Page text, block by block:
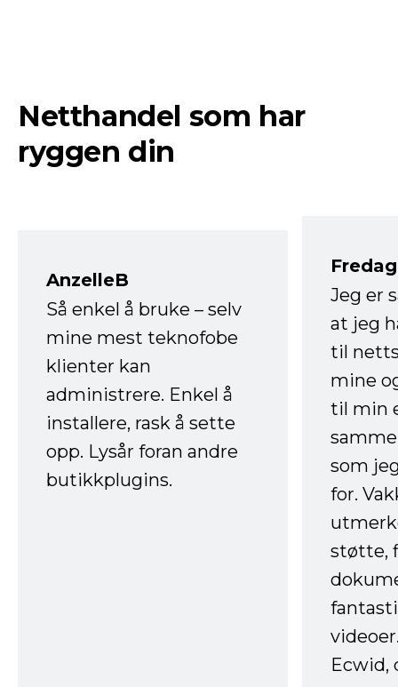
Netthandel som har
ryggen din
AnzelleB
Så enkel å bruke – selv
mine mest teknofobe
klienter kan
administrere. Enkel å
installere, rask å sette
opp. Lysår foran andre
butikkplugins.
Jeg er
at jeg
til
mine
til min
som
for.
støtte,
Ecwid,